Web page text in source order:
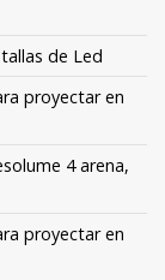
de Led
proyectar en
4 arena,
proyectar en